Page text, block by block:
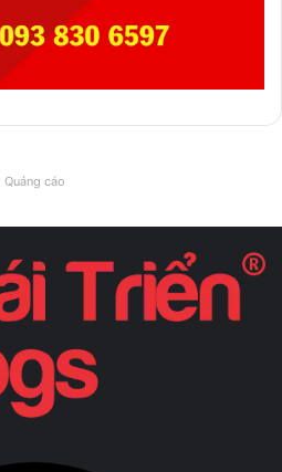
Quảng cáo